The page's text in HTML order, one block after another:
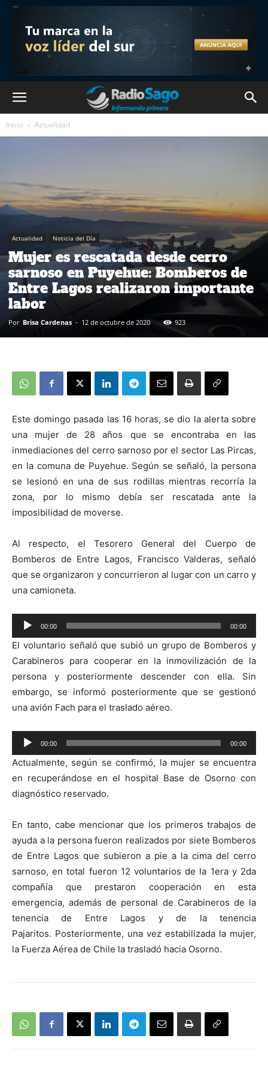
Inicio Actualidad
Actualidad Noticia del Día
Mujer es rescatada desde cerro
sarnoso en Puyehue: Bomberos de
Entre Lagos realizaron importante
labor
Por Brisa Cardenas - 12 de octubre de 2020 923
Este domingo pasada las 16 horas, se dio la alerta sobre
una mujer de 28 años que se encontraba en las
inmediaciones del cerro sarnoso por el sector Las Pircas,
en la comuna de Puyehue. Según se señaló, la persona
se lesionó en una de sus rodillas mientras recorría la
zona, por lo mismo debía ser rescatada ante la
imposibilidad de moverse.
Al respecto, el Tesorero General del Cuerpo de
Bomberos de Entre Lagos, Francisco Valderas, señaló
que se organizaron y concurrieron al lugar con un carro y
una camioneta.
Reproductor
de
audio
00:00 00:00
El voluntario señaló que subió un grupo de Bomberos y
Carabineros para cooperar en la inmovilización de la
persona y posteriormente descender con ella. Sin
embargo, se informó posteriormente que se gestionó
una avión Fach para el traslado aéreo.
Reproductor
de
audio
00:00 00:00
Actualmente, según se confirmó, la mujer se encuentra
en recuperándose en el hospital Base de Osorno con
diagnóstico reservado.
En tanto, cabe mencionar que los primeros trabajos de
ayuda a la persona fueron realizados por siete Bomberos
de Entre Lagos que subieron a pie a la cima del cerro
sarnoso, en total fueron 12 voluntarios de la 1era y 2da
compañía que prestaron cooperación en esta
emergencia, además de personal de Carabineros de la
tenencia de Entre Lagos y de la tenencia
Pajaritos. Posteriormente, una vez estabilizada la mujer,
la Fuerza Aérea de Chile la trasladó hacia Osorno.